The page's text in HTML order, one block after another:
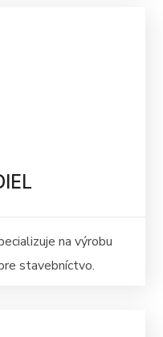
na výrobu
stavebníctvo.